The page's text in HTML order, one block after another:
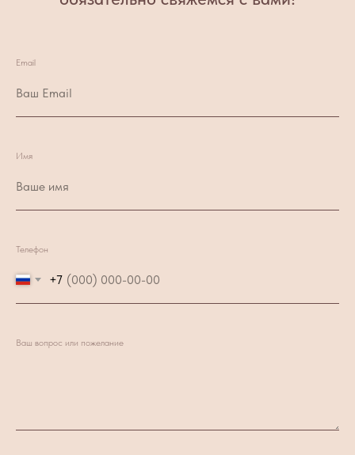
Email
Имя
Телефон
+7
Ваш вопрос или пожелание